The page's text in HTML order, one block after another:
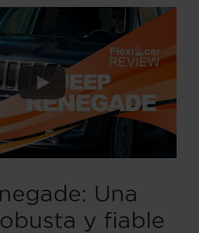
Una
y fiable